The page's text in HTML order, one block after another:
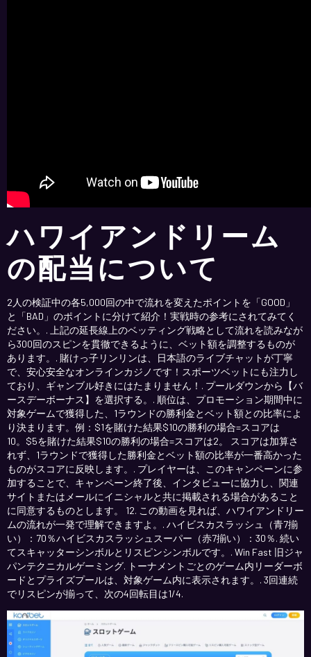
ハワイアンドリーム
の配当について
2人の検証中の各5,000回の中で流れを変えたポイントを「GOOD」
と「BAD」のポイントに分けて紹介！実戦時の参考にされてみてく
ださい。. 上記の延長線上のベッティング戦略として流れを読みなが
ら300回のスピンを貫徹できるように、ベット額を調整するものが
あります。. 賭けっ子リンリンは、日本語のライブチャットが丁寧
で、安心安全なオンラインカジノです！スポーツベットにも注力し
ており、ギャンブル好きにはたまりません！. プールダウンから【バ
ースデーボーナス】を選択する。. 順位は、プロモーション期間中に
対象ゲームで獲得した、1ラウンドの勝利金とベット額との比率によ
り決まります。例：$1を賭けた結果$10の勝利の場合=スコアは
10。$5を賭けた結果$10の勝利の場合=スコアは2。 スコアは加算さ
れず、1ラウンドで獲得した勝利金とベット額の比率が一番高かった
ものがスコアに反映します。. プレイヤーは、このキャンペーンに参
加することで、キャンペーン終了後、インタビューに協力し、関連
サイトまたはメールにイニシャルと共に掲載される場合があること
に同意するものとします。 12. この動画を見れば、ハワイアンドリー
ムの流れが一発で理解できますよ。. ハイビスカスラッシュ（青7揃
い）：70％ハイビスカスラッシュスーパー（赤7揃い）：30％. 続い
てスキャッターシンボルとリスピンシンボルです。. Win Fast 旧ジャ
パンテクニカルゲーミング. トーナメントごとのゲーム内リーダーボ
ードとプライズプールは、対象ゲーム内に表示されます。. 3回連続
でリスピンが揃って、次の4回転目は1/4.